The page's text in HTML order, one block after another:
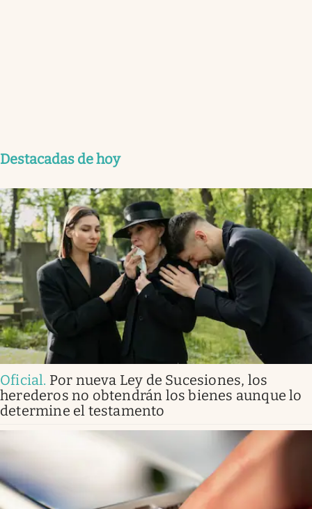
Destacadas de hoy
Oficial. Por nueva Ley de Sucesiones, los
herederos no obtendrán los bienes aunque lo
determine el testamento